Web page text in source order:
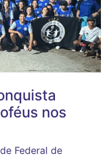
nos
Federal de